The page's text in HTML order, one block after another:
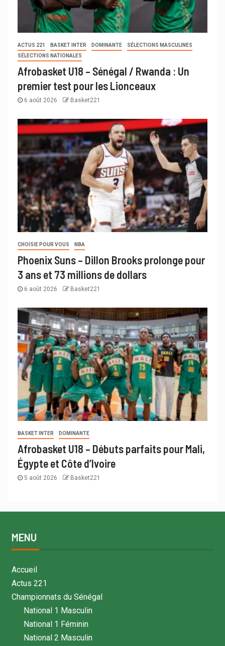
ACTUS 221 BASKET INTER DOMINANTE
SÉLECTIONS MASCULINES
SÉLECTIONS NATIONALES
Afrobasket U18 – Sénégal / Rwanda : Un
premier test pour les Lionceaux
6 août 2026 Basket221
CHOISIE POUR VOUS NBA
Phoenix Suns – Dillon Brooks prolonge pour
3 ans et 73 millions de dollars
6 août 2026 Basket221
BASKET INTER DOMINANTE
Afrobasket U18 – Débuts parfaits pour Mali,
Égypte et Côte d’Ivoire
5 août 2026 Basket221
MENU
Accueil
Actus 221
Championnats du Sénégal
National 1 Masculin
National 1 Féminin
National 2 Masculin